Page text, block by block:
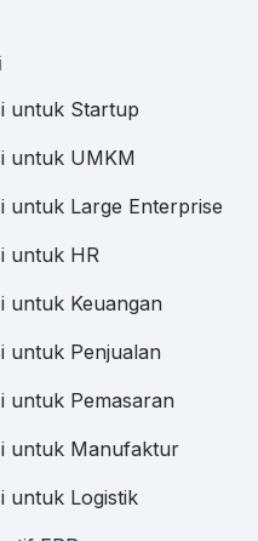
untuk Startup
untuk UMKM
untuk Large Enterprise
untuk HR
untuk Keuangan
untuk Penjualan
untuk Pemasaran
untuk Manufaktur
untuk Logistik